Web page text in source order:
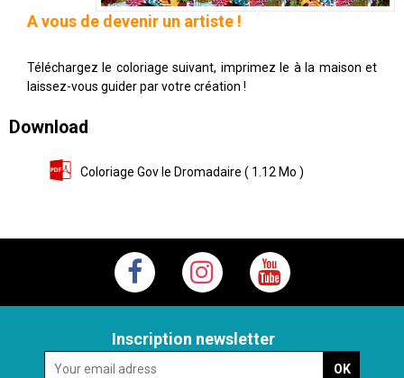
A vous de devenir un artiste !
Téléchargez le coloriage suivant, imprimez le à la maison et
laissez-vous guider par votre création !
Download
Coloriage Gov le Dromadaire ( 1.12 Mo )
Inscription newsletter